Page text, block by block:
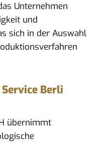
Unternehmen
und
sich in der Auswahl
Berli
übernimmt